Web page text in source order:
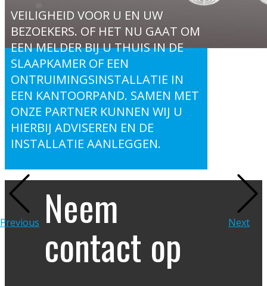
VEILIGHEID VOOR U EN UW
BEZOEKERS. OF HET NU GAAT OM
EEN MELDER BIJ U THUIS IN DE
SLAAPKAMER OF EEN
ONTRUIMINGSINSTALLATIE IN
EEN KANTOORPAND. SAMEN MET
ONZE PARTNER KUNNEN WIJ U
HIERBIJ ADVISEREN EN DE
INSTALLATIE AANLEGGEN.
Previous Next
Neem
contact op